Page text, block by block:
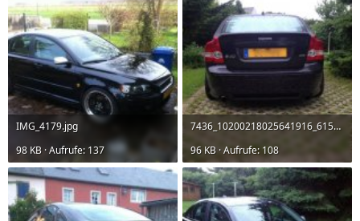
IMG_4179.jpg
98 KB · Aufrufe: 137
7436_10200218025641916_615841277_n.jpg
96 KB · Aufrufe: 108